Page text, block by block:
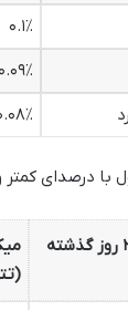
۰.۱٪
با درصدای کمتر
حجم معاملات ۳۰ روز گذشته